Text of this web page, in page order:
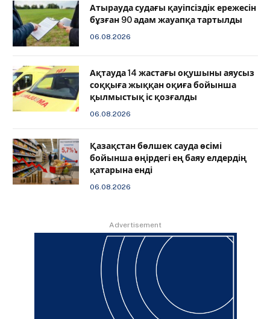
Атырауда судағы қауіпсіздік ережесін
бұзған 90 адам жауапқа тартылды
06.08.2026
Ақтауда 14 жастағы оқушыны аяусыз
соққыға жыққан оқиға бойынша
қылмыстық іс қозғалды
06.08.2026
Қазақстан бөлшек сауда өсімі
бойынша өңірдегі ең баяу елдердің
қатарына енді
06.08.2026
Advertisement